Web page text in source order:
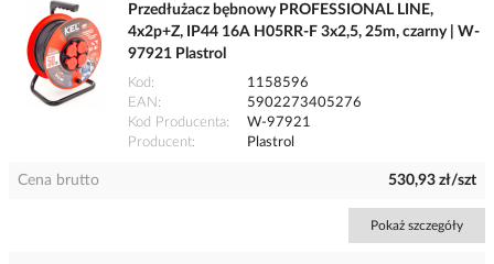
Przedłużacz bębnowy PROFESSIONAL LINE,
4x2p+Z, IP44 16A H05RR-F 3x2,5, 25m, czarny | W-
97921 Plastrol
Kod
1158596
EAN
5902273405276
Kod Producenta
W-97921
Producent
Plastrol
Cena brutto 530,93 zł/szt
Pokaż szczegóły